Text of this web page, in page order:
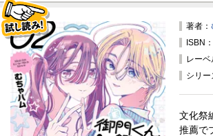
著者：
ISBN
レーベ
シリー
文化祭
推薦で
試し読み！